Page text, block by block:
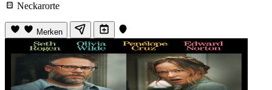
Neckarorte
Merken